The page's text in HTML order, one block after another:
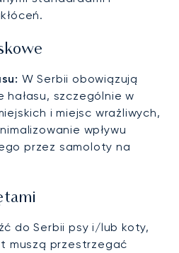
W Serbii obowiązują
szczególnie w
i miejsc wrażliwych,
wpływu
przez samoloty na
do Serbii psy i/lub koty,
muszą przestrzegać